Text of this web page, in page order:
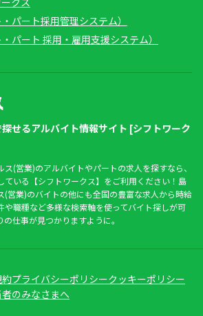
パート採用管理システム）
パート 採用・雇用支援システム）
せるアルバイト情報サイト [シフトワーク
(営業)のアルバイトやパートの求人を探すなら、
ている【シフトワークス】をご利用ください！島
(営業)のバイトの他にも全国の豊富な求人から時給
や職種など多様な検索軸を使ってバイト探しが可
仕事が見つかりますように。
プライバシーポリシークッキーポリシー
のみなさまへ